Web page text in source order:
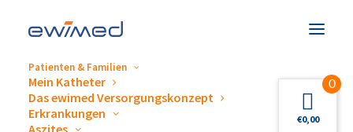
Patienten & Familien
Mein Katheter
Das ewimed Versorgungskonzept
Erkrankungen
Aszites
White & Gold Affair – eine
0
€0,00